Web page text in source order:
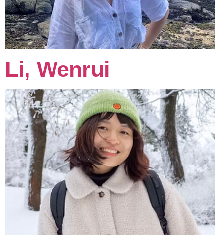
Li, Wenrui